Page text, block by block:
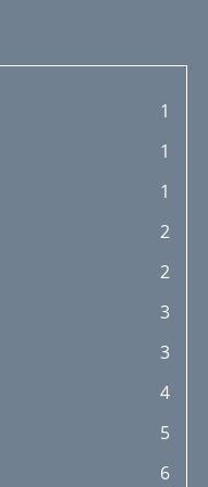
1
1
1
2
2
3
3
4
5
6